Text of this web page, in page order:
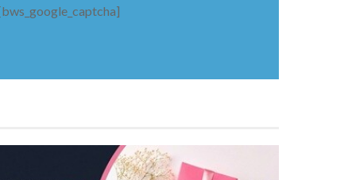
[bws_google_captcha]